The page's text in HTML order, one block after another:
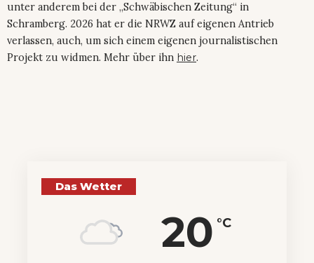
unter anderem bei der „Schwäbischen Zeitung“ in
Schramberg. 2026 hat er die NRWZ auf eigenen Antrieb
verlassen, auch, um sich einem eigenen journalistischen
Projekt zu widmen. Mehr über ihn hier.
Das Wetter
20 °C